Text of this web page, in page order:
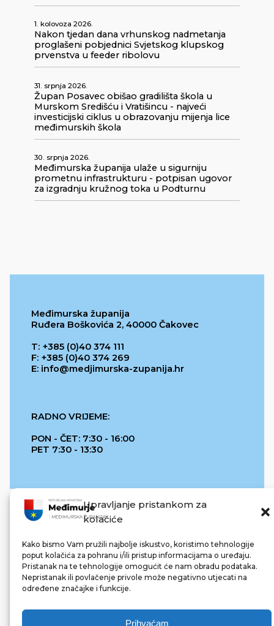
Upravljanje pristankom za
kolačiće
Kako bismo Vam pružili najbolje iskustvo, koristimo tehnologije
poput kolačića za pohranu i/ili pristup informacijama o uređaju.
Pristanak na te tehnologije omogućit će nam obradu podataka.
Nepristanak ili povlačenje privole može negativno utjecati na
određene značajke i funkcije.
Prihvaćam
1. kolovoza 2026.
Nakon tjedan dana vrhunskog nadmetanja
proglašeni pobjednici Svjetskog klupskog
prvenstva u feeder ribolovu
31. srpnja 2026.
Župan Posavec obišao gradilišta škola u
Murskom Središću i Vratišincu - najveći
investicijski ciklus u obrazovanju mijenja lice
međimurskih škola
30. srpnja 2026.
Međimurska županija ulaže u sigurniju
prometnu infrastrukturu - potpisan ugovor
za izgradnju kružnog toka u Podturnu
Međimurska županija
Ruđera Boškovića 2, 40000 Čakovec
T: +385 (0)40 374 111
F: +385 (0)40 374 269
E: info@medjimurska-zupanija.hr
RADNO VRIJEME:
PON - ČET: 7:30 - 16:00
PET 7:30 - 13:30
REPUBLIKA HRVATSKA